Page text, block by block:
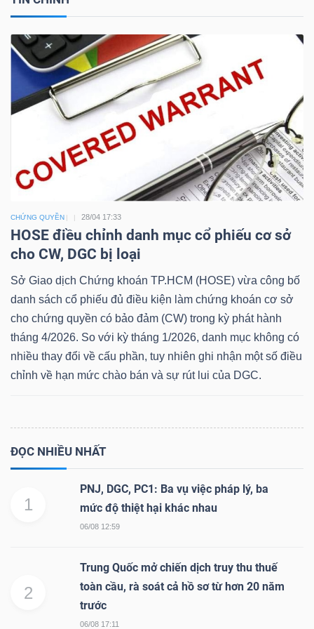
CHỨNG QUYỀN 28/04 17:33
HOSE điều chỉnh danh mục cổ phiếu cơ sở
cho CW, DGC bị loại
Sở Giao dịch Chứng khoán TP.HCM (HOSE) vừa công bố
danh sách cổ phiếu đủ điều kiện làm chứng khoán cơ sở
cho chứng quyền có bảo đảm (CW) trong kỳ phát hành
tháng 4/2026. So với kỳ tháng 1/2026, danh mục không có
nhiều thay đổi về cấu phần, tuy nhiên ghi nhận một số điều
chỉnh về hạn mức chào bán và sự rút lui của DGC.
ĐỌC NHIỀU NHẤT
1
PNJ, DGC, PC1: Ba vụ việc pháp lý, ba
mức độ thiệt hại khác nhau
06/08 12:59
2
Trung Quốc mở chiến dịch truy thu thuế
toàn cầu, rà soát cả hồ sơ từ hơn 20 năm
trước
06/08 17:11
Công
cụ
Truyền
thông
Dữ